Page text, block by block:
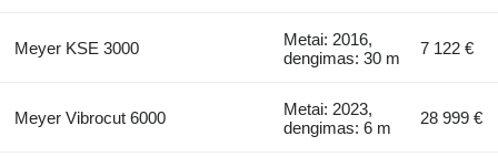
Meyer KSE 3000
Metai: 2016,
dengimas: 30 m
7 122 €
Meyer Vibrocut 6000
Metai: 2023,
dengimas: 6 m
28 999 €